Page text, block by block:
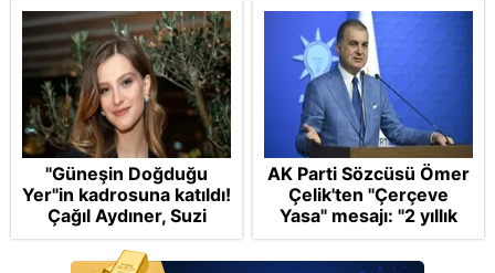
"Güneşin Doğduğu
Yer"in kadrosuna katıldı!
Çağıl Aydıner, Suzi
karakteriyle geliyor
AK Parti Sözcüsü Ömer
Çelik'ten "Çerçeve
Yasa" mesajı: "2 yıllık
sürecin en önemli
aşamasındayız"